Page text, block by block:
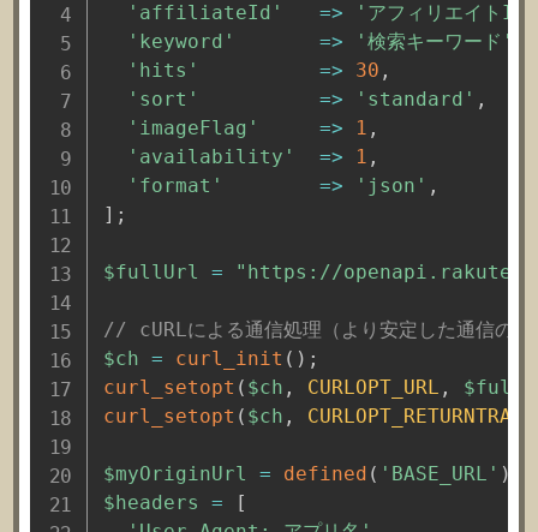
'affiliateId'
=> 'アフィリエイトID'
'keyword'
=> '検索キーワード'
'hits'
=> 30 ,
'sort'
=> 'standard' ,
'imageFlag'
=> 1 ,
'availability'
=> 1 ,
'format'
=> 'json' ,
] ;
$fullUrl = "https://
// cURLによる通信処理（より安定した通信のた
$ch = curl_init ( ) ;
curl_setopt ( $ch , CURLOPT_URL ,
curl_setopt ( $ch ,
$myOriginUrl = defined ( 'BASE_URL' )
$headers
=
[